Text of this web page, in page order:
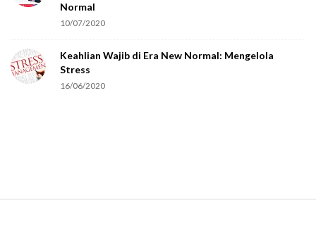
Normal
10/07/2020
Keahlian Wajib di Era New Normal: Mengelola
Stress
16/06/2020